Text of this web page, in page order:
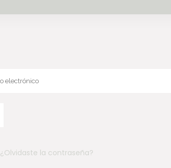
¿Olvidaste la contraseña?